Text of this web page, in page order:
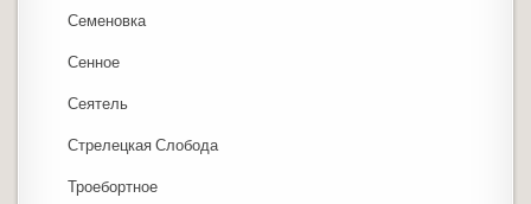
Семеновка
Сенное
Сеятель
Стрелецкая Слобода
Троебортное